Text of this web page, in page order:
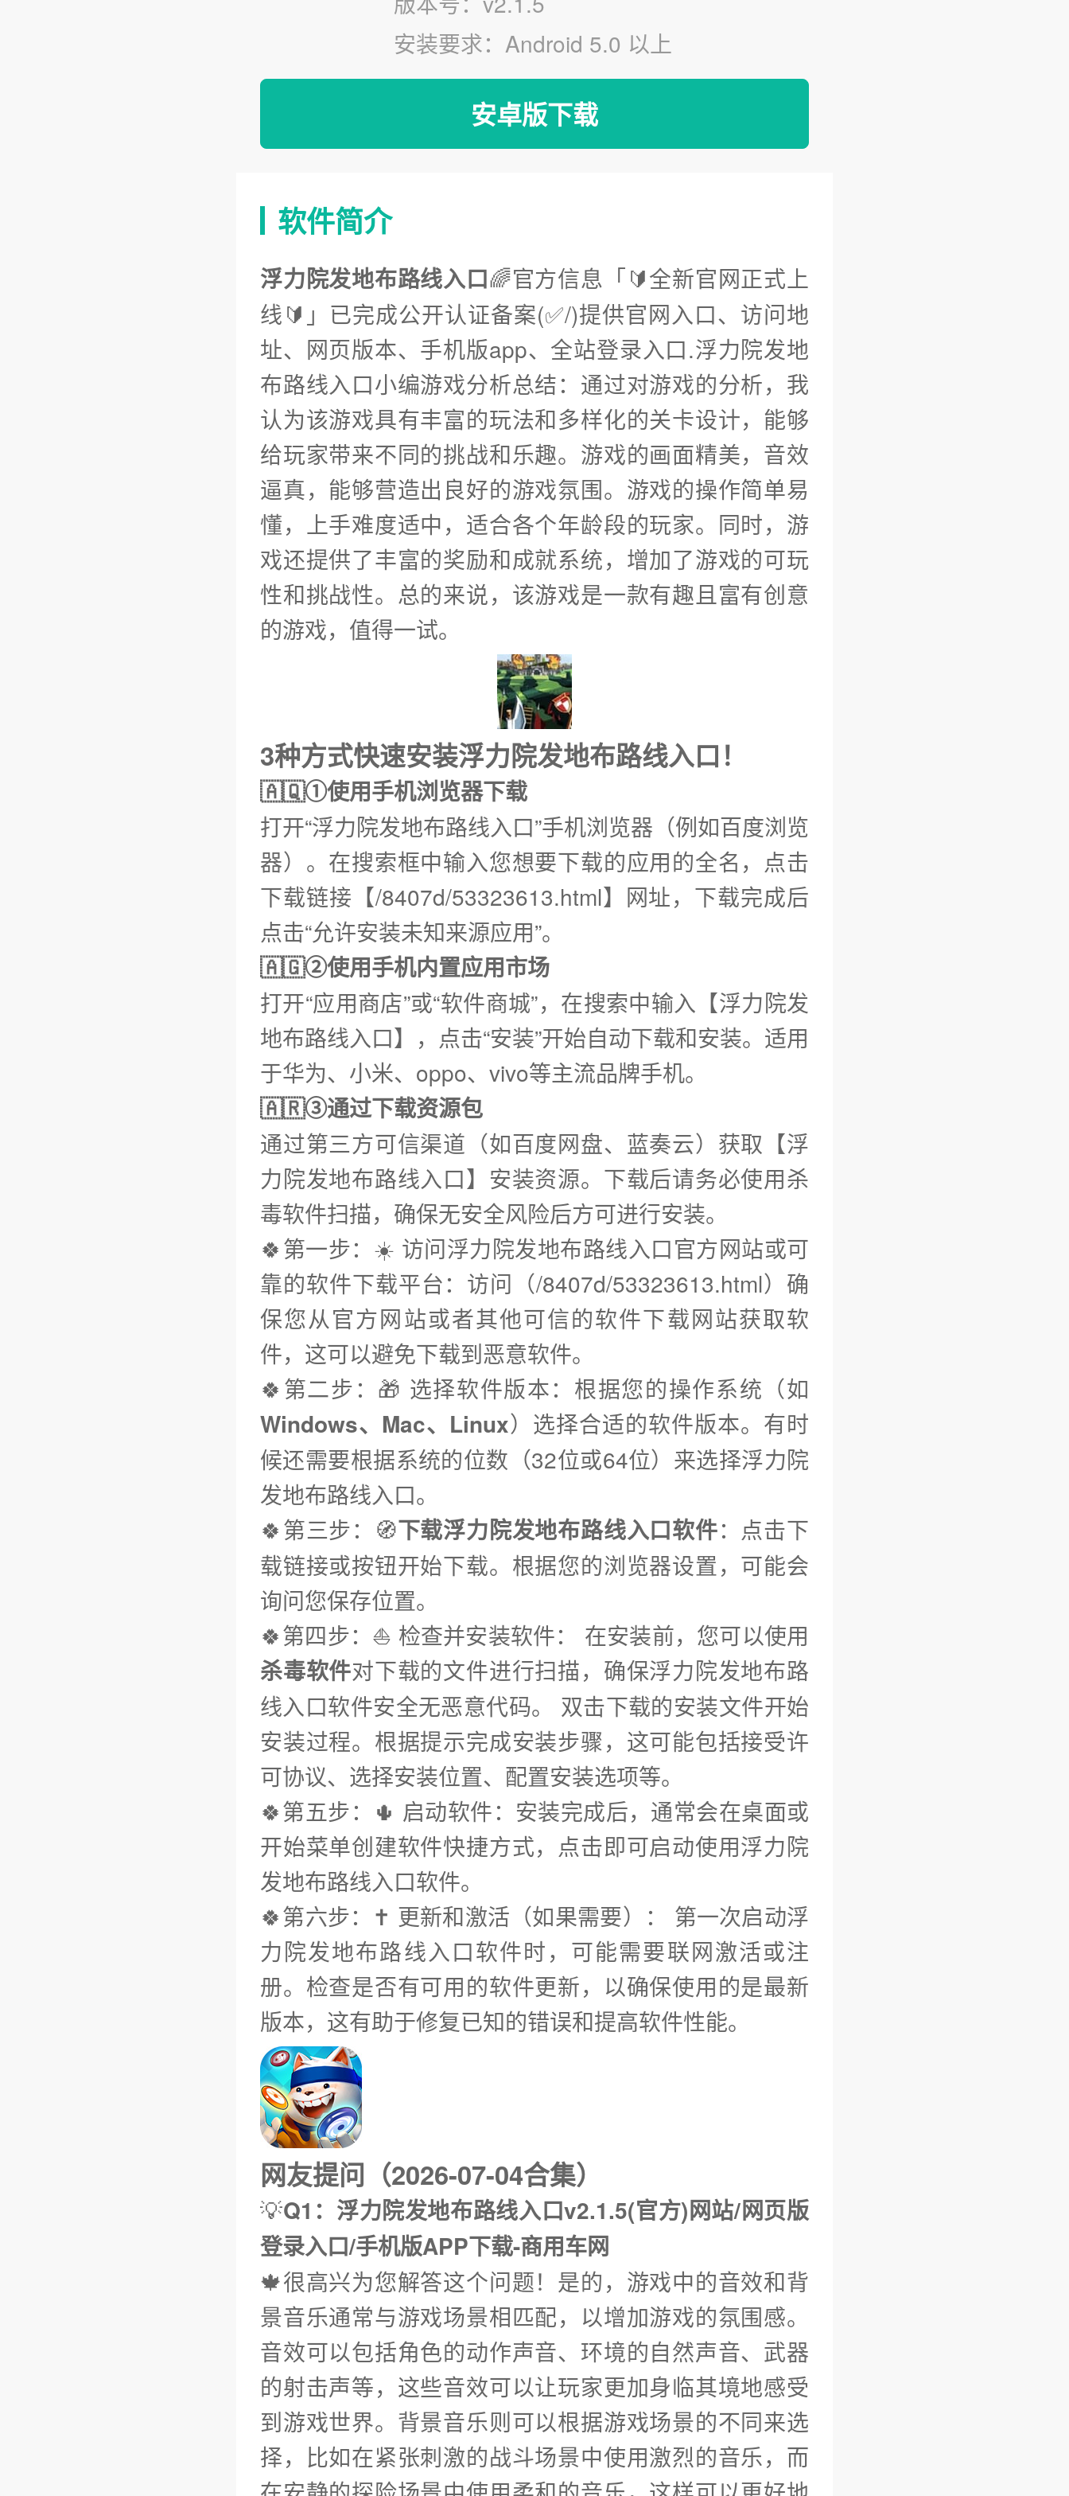
安装要求：Android 5.0 以上
安卓版下载
软件简介
浮力院发地布路线入口🌈官方信息「🔰全新官网正式上
线🔰」已完成公开认证备案(✅/)提供官网入口、访问地
址、网页版本、手机版app、全站登录入口.浮力院发地
布路线入口小编游戏分析总结：通过对游戏的分析，我
认为该游戏具有丰富的玩法和多样化的关卡设计，能够
给玩家带来不同的挑战和乐趣。游戏的画面精美，音效
逼真，能够营造出良好的游戏氛围。游戏的操作简单易
懂，上手难度适中，适合各个年龄段的玩家。同时，游
戏还提供了丰富的奖励和成就系统，增加了游戏的可玩
性和挑战性。总的来说，该游戏是一款有趣且富有创意
的游戏，值得一试。
3种方式快速安装浮力院发地布路线入口！
🇦🇶①使用手机浏览器下载
打开“浮力院发地布路线入口”手机浏览器（例如百度浏览
器）。在搜索框中输入您想要下载的应用的全名，点击
下载链接【/8407d/53323613.html】网址，下载完成后
点击“允许安装未知来源应用”。
🇦🇬②使用手机内置应用市场
打开“应用商店”或“软件商城”，在搜索中输入【浮力院发
地布路线入口】，点击“安装”开始自动下载和安装。适用
于华为、小米、oppo、vivo等主流品牌手机。
🇦🇷③通过下载资源包
通过第三方可信渠道（如百度网盘、蓝奏云）获取【浮
力院发地布路线入口】安装资源。下载后请务必使用杀
毒软件扫描，确保无安全风险后方可进行安装。
🍀第一步：☀️ 访问浮力院发地布路线入口官方网站或可
靠的软件下载平台：访问（/8407d/53323613.html）确
保您从官方网站或者其他可信的软件下载网站获取软
件，这可以避免下载到恶意软件。
🍀第二步：🎁 选择软件版本：根据您的操作系统（如
Windows、Mac、Linux）选择合适的软件版本。有时
候还需要根据系统的位数（32位或64位）来选择浮力院
发地布路线入口。
🍀第三步：🧭下载浮力院发地布路线入口软件：点击下
载链接或按钮开始下载。根据您的浏览器设置，可能会
询问您保存位置。
🍀第四步：⛵️ 检查并安装软件： 在安装前，您可以使用
杀毒软件对下载的文件进行扫描，确保浮力院发地布路
线入口软件安全无恶意代码。 双击下载的安装文件开始
安装过程。根据提示完成安装步骤，这可能包括接受许
可协议、选择安装位置、配置安装选项等。
🍀第五步：🌵 启动软件：安装完成后，通常会在桌面或
开始菜单创建软件快捷方式，点击即可启动使用浮力院
发地布路线入口软件。
🍀第六步：✝️ 更新和激活（如果需要）： 第一次启动浮
力院发地布路线入口软件时，可能需要联网激活或注
册。检查是否有可用的软件更新，以确保使用的是最新
版本，这有助于修复已知的错误和提高软件性能。
网友提问（2026-07-04合集）
💡Q1：浮力院发地布路线入口v2.1.5(官方)网站/网页版
登录入口/手机版APP下载-商用车网
🍁很高兴为您解答这个问题！是的，游戏中的音效和背
景音乐通常与游戏场景相匹配，以增加游戏的氛围感。
音效可以包括角色的动作声音、环境的自然声音、武器
的射击声等，这些音效可以让玩家更加身临其境地感受
到游戏世界。背景音乐则可以根据游戏场景的不同来选
择，比如在紧张刺激的战斗场景中使用激烈的音乐，而